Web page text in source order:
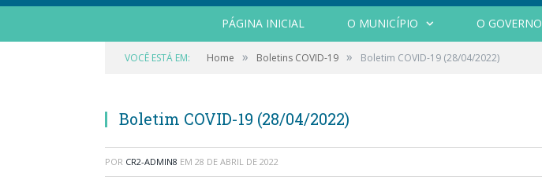
PÁGINA INICIAL O MUNICÍPIO O GOVERNO
VOCÊ ESTÁ EM: Home » Boletins COVID-19 » Boletim COVID-19 (28/04/2022)
Boletim COVID-19 (28/04/2022)
POR CR2-ADMIN8 EM 28 DE ABRIL DE 2022